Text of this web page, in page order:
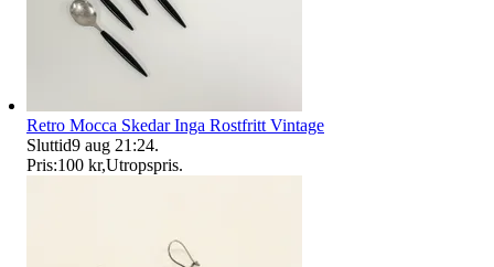
Retro Mocca Skedar Inga Rostfritt Vintage
Sluttid9 aug 21:24.
Pris:100 kr,Utropspris.